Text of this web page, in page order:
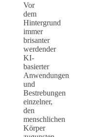
Vor
dem
Hintergrund
immer
brisanter
werdender
KI-
basierter
Anwendungen
und
Bestrebungen
einzelner,
den
menschlichen
Körper